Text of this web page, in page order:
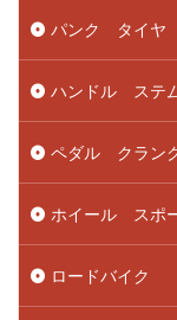
パンク タイヤ
ハンドル ステ
ペダル クラン
ホイール スポ
ロードバイク